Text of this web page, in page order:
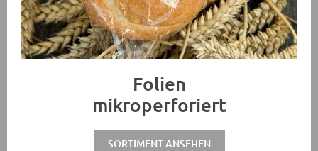
Folien
mikroperforiert
SORTIMENT ANSEHEN